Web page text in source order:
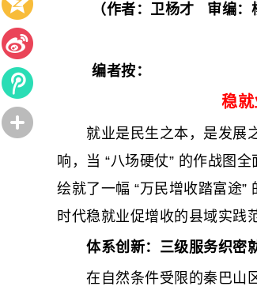
（作者：卫杨才 审编：
编者按：
稳
就业是民生之本，是发展之
响，当 “八场硬仗” 的作战图
绘就了一幅 “万民增收踏富途
时代稳就业促增收的县域实践
体系创新：三级服务织密
在自然条件受限的秦巴山区